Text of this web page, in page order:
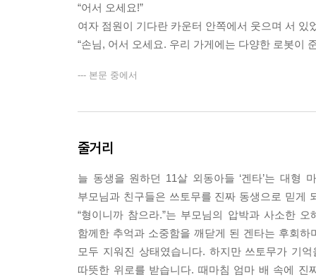
“어서 오세요!”
여자 점원이 기다란 카운터 안쪽에서 웃으며 서 있
“손님, 어서 오세요. 우리 가게에는 다양한 로봇이
--- 본문 중에서
줄거리
늘 동생을 원하던 11살 외동아들 ‘겐타’는 대형
부모님과 친구들은 쓰토무를 진짜 동생으로 믿게
“형이니까 참으라.”는 부모님의 압박과 사소한
함께한 추억과 소중함을 깨닫게 된 겐타는 후회
모두 지워진 상태였습니다. 하지만 쓰토무가 기
따뜻한 위로를 받습니다. 때마침 엄마 배 속에